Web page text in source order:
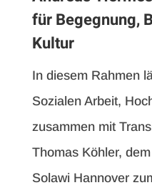
für Begegnung,
Kultur
In diesem Rahmen
Sozialen Arbeit,
zusammen mit
Thomas Köhler,
Solawi Hannover